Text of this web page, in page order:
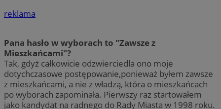
reklama
Pana hasło w wyborach to "Zawsze z
Mieszkańcami"?
Tak, gdyż całkowicie odzwierciedla ono moje
dotychczasowe postępowanie,ponieważ byłem zawsze
z mieszkańcami, a nie z władzą, która o mieszkańcach
po wyborach zapominała. Pierwszy raz startowałem
jako kandydat na radnego do Rady Miasta w 1998 roku.